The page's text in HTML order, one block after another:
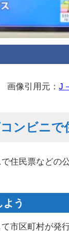
画像引用元： J
ンビニで
住民票などの
う
市区町村が発